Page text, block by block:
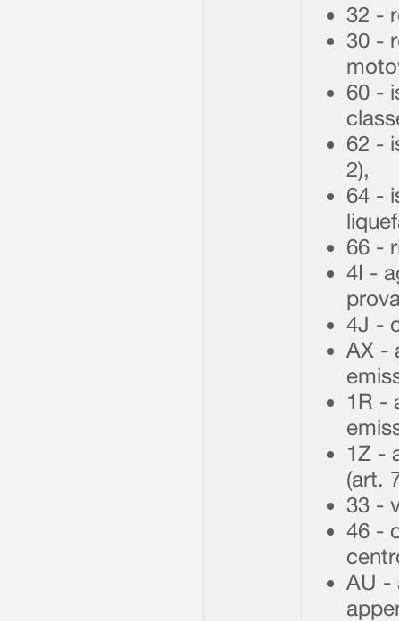
32 -
30 -
60 -
62 -
2),
64 -
66 -
4I -
4J -
AX -
1R -
1Z -
(art.
33 -
46 -
AU -